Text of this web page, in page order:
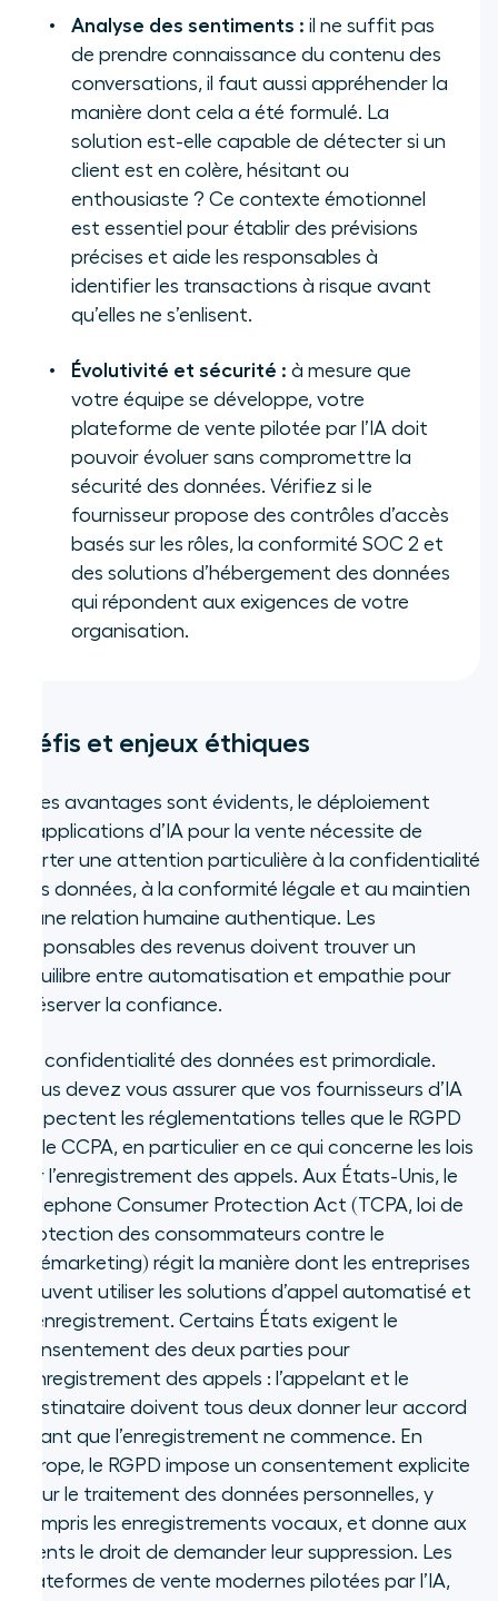
Analyse des sentiments : il ne suffit pas
de prendre connaissance du contenu des
conversations, il faut aussi appréhender la
manière dont cela a été formulé. La
solution est-elle capable de détecter si un
client est en colère, hésitant ou
enthousiaste ? Ce contexte émotionnel
est essentiel pour établir des prévisions
précises et aide les responsables à
identifier les transactions à risque avant
qu’elles ne s’enlisent.
Évolutivité et sécurité : à mesure que
votre équipe se développe, votre
plateforme de vente pilotée par l’IA doit
pouvoir évoluer sans compromettre la
sécurité des données. Vérifiez si le
fournisseur propose des contrôles d’accès
basés sur les rôles, la conformité SOC 2 et
des solutions d’hébergement des données
qui répondent aux exigences de votre
organisation.
Défis et enjeux éthiques
Si les avantages sont évidents, le déploiement
d’applications d’IA pour la vente nécessite de
porter une attention particulière à la confidentialité
des données, à la conformité légale et au maintien
d’une relation humaine authentique. Les
responsables des revenus doivent trouver un
équilibre entre automatisation et empathie pour
préserver la confiance.
La confidentialité des données est primordiale.
Vous devez vous assurer que vos fournisseurs d’IA
respectent les réglementations telles que le RGPD
et le CCPA, en particulier en ce qui concerne les lois
sur l’enregistrement des appels. Aux États-Unis, le
Telephone Consumer Protection Act (TCPA, loi de
protection des consommateurs contre le
télémarketing) régit la manière dont les entreprises
peuvent utiliser les solutions d’appel automatisé et
d’enregistrement. Certains États exigent le
consentement des deux parties pour
l’enregistrement des appels : l’appelant et le
destinataire doivent tous deux donner leur accord
avant que l’enregistrement ne commence. En
Europe, le RGPD impose un consentement explicite
pour le traitement des données personnelles, y
compris les enregistrements vocaux, et donne aux
clients le droit de demander leur suppression. Les
plateformes de vente modernes pilotées par l’IA,